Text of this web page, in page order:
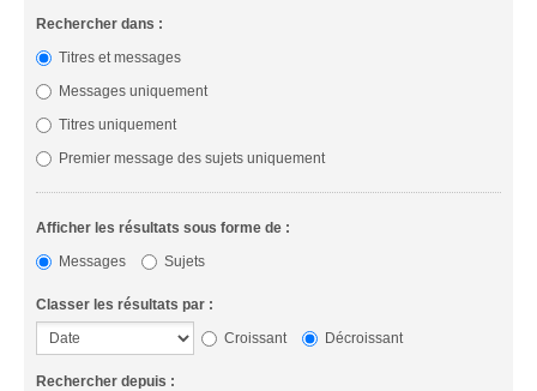
Rechercher dans :
Titres et messages
Messages uniquement
Titres uniquement
Premier message des sujets uniquement
Afficher les résultats sous forme de :
Messages
Sujets
Classer les résultats par :
Croissant
Décroissant
Rechercher depuis :